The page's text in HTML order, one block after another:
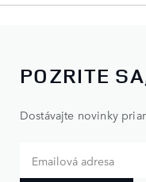
POZRITE
Dostávajte novinky